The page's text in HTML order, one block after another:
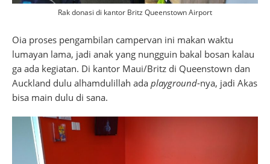
Rak donasi di kantor Britz Queenstown Airport
Oia proses pengambilan campervan ini makan waktu
lumayan lama, jadi anak yang nungguin bakal bosan kalau
ga ada kegiatan. Di kantor Maui/Britz di Queenstown dan
Auckland dulu alhamdulillah ada playground-nya, jadi Akas
bisa main dulu di sana.